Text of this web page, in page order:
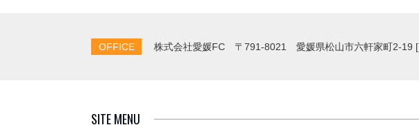
OFFICE 株式会社愛媛FC 〒791-8021 愛媛県松山市六軒家町2-19 [
SITE MENU